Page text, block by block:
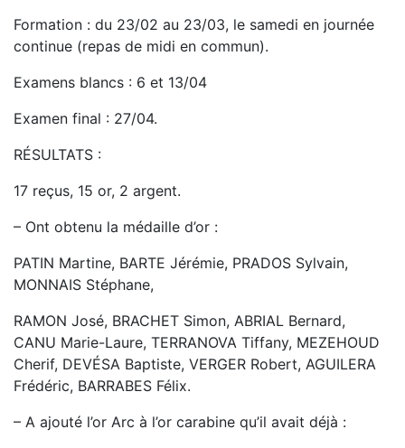
Formation : du 23/02 au 23/03, le samedi en journée
continue (repas de midi en commun).
Examens blancs : 6 et 13/04
Examen final : 27/04.
RÉSULTATS :
17 reçus, 15 or, 2 argent.
– Ont obtenu la médaille d’or :
PATIN Martine, BARTE Jérémie, PRADOS Sylvain,
MONNAIS Stéphane,
RAMON José, BRACHET Simon, ABRIAL Bernard,
CANU Marie-Laure, TERRANOVA Tiffany, MEZEHOUD
Cherif, DEVÉSA Baptiste, VERGER Robert, AGUILERA
Frédéric, BARRABES Félix.
– A ajouté l’or Arc à l’or carabine qu’il avait déjà :